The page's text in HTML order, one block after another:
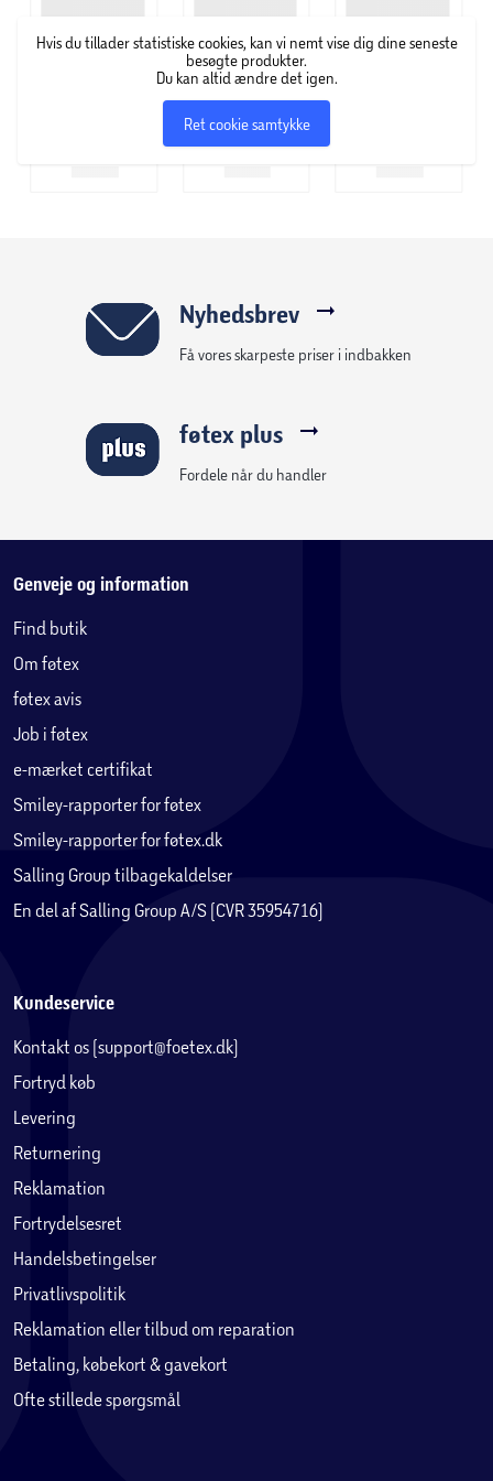
Hvis du tillader statistiske cookies, kan vi nemt vise dig dine seneste
besøgte produkter.
Du kan altid ændre det igen.
Ret cookie samtykke
Nyhedsbrev
Få vores skarpeste priser i indbakken
føtex plus
Fordele når du handler
Genveje og information
Find butik
Om føtex
føtex avis
Job i føtex
e-mærket certifikat
Smiley-rapporter for føtex
Smiley-rapporter for føtex.dk
Salling Group tilbagekaldelser
En del af Salling Group A/S (CVR 35954716)
Kundeservice
Kontakt os (support@foetex.dk)
Fortryd køb
Levering
Returnering
Reklamation
Fortrydelsesret
Handelsbetingelser
Privatlivspolitik
Reklamation eller tilbud om reparation
Betaling, købekort & gavekort
Ofte stillede spørgsmål